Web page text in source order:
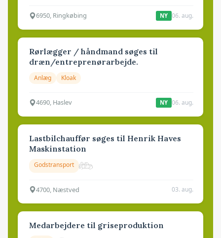
6950, Ringkøbing NY 06. aug.
Rørlægger / håndmand søges til
dræn/entreprenørarbejde.
Anlæg Kloak
4690, Haslev NY 06. aug.
Lastbilchauffør søges til Henrik Haves
Maskinstation
Godstransport
4700, Næstved 03. aug.
Medarbejdere til griseproduktion